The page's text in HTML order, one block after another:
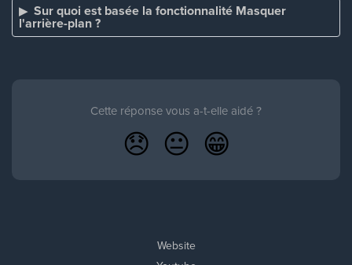
Sur quoi est basée la fonctionnalité Masquer
l'arrière-plan ?
Cette réponse vous a-t-elle aidé ?
😞 😐 😁
Website